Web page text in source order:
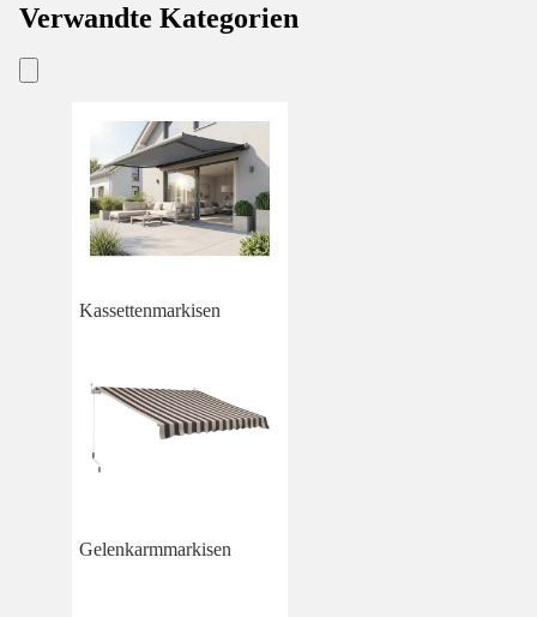
Verwandte Kategorien
Kassettenmarkisen
Gelenkarmmarkisen